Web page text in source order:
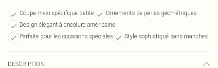
Coupe maxi spécifique petite
Ornements de perles géométriques
Design élégant à encolure américaine
Parfaite pour les occasions spéciales
Style sophistiqué sans manches
DESCRIPTION